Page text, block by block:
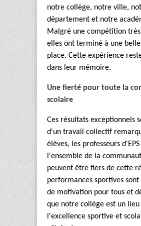
notre collège, notre ville,
département et notre
Malgré une compétition
elles ont terminé à une
place. Cette expérience
dans leur mémoire.
Une fierté pour toute la
scolaire
Ces résultats exceptionnels
d'un travail collectif
élèves, les professeurs
l'ensemble de la
peuvent être fiers de cette
performances sportives sont
de motivation pour tous et
que notre collège est un lieu
l'excellence sportive et